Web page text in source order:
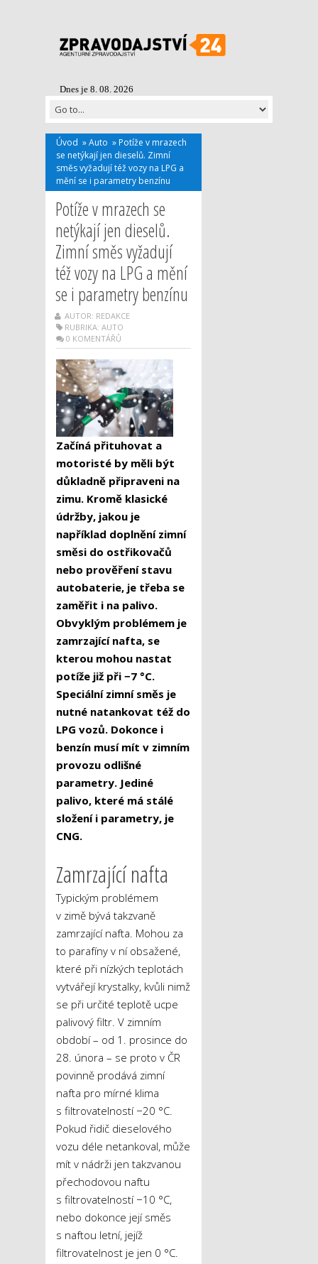
Dnes je 8. 08. 2026
Úvod »Auto » Potíže v mrazech
se netýkají jen dieselů. Zimní
směs vyžadují též vozy na LPG a
mění se i parametry benzínu
Potíže v mrazech se
netýkají jen dieselů.
Zimní směs vyžadují
též vozy na LPG a mění
se i parametry benzínu
AUTOR: REDAKCE
RUBRIKA: AUTO
0 KOMENTÁŘŮ
Začíná přituhovat a
motoristé by měli být
důkladně připraveni na
zimu. Kromě klasické
údržby, jakou je
například doplnění zimní
směsi do ostřikovačů
nebo prověření stavu
autobaterie, je třeba se
zaměřit i na palivo.
Obvyklým problémem je
zamrzající nafta, se
kterou mohou nastat
potíže již při −7 °C.
Speciální zimní směs je
nutné natankovat též do
LPG vozů. Dokonce i
benzín musí mít v zimním
provozu odlišné
parametry. Jediné
palivo, které má stálé
složení i parametry, je
CNG.
Zamrzající nafta
Typickým problémem
v zimě bývá takzvaně
zamrzající nafta. Mohou za
to parafíny v ní obsažené,
které při nízkých teplotách
vytvářejí krystalky, kvůli nimž
se při určité teplotě ucpe
palivový filtr. V zimním
období – od 1. prosince do
28. února – se proto v ČR
povinně prodává zimní
nafta pro mírné klima
s filtrovatelností −20 °C.
Pokud řidič dieselového
vozu déle netankoval, může
mít v nádrži jen takzvanou
přechodovou naftu
s filtrovatelností −10 °C,
nebo dokonce její směs
s naftou letní, jejíž
filtrovatelnost je jen 0 °C.